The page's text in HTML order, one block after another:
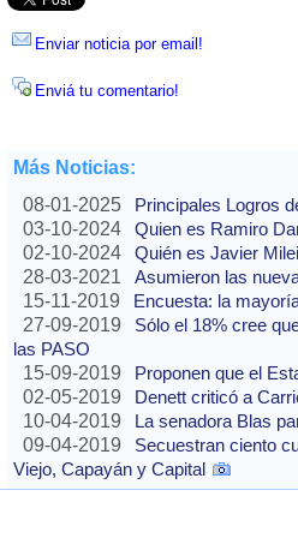
Enviar noticia por email!
Enviá tu comentario!
Más Noticias:
08-01-2025
Principales Logros
03-10-2024
Quien es Ramiro
02-10-2024
Quién es Javier
28-03-2021
Asumieron las
15-11-2019
Encuesta: la
27-09-2019
Sólo el 18% cree
las PASO
15-09-2019
Proponen que el
02-05-2019
Denett criticó a
10-04-2019
La senadora Blas
09-04-2019
Secuestran ciento
Viejo, Capayán y Capital